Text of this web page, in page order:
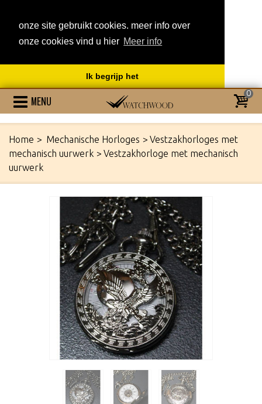
onze site gebruikt cookies. meer info over
onze cookies vind u hier Meer info
Ik begrijp het
MENU
0
Home > Mechanische Horloges > Vestzakhorloges met
mechanisch uurwerk > Vestzakhorloge met mechanisch
uurwerk